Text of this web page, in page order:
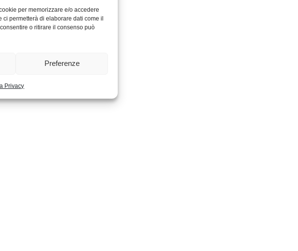
per memorizzare e/o accedere
permetterà di elaborare dati come il
o ritirare il consenso può
Preferenze
Privacy